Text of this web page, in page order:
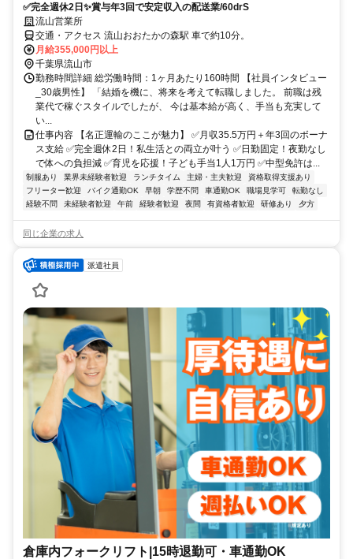
✅完全週休2日✨賞与年3回で安定収入の配送業/60drS
流山営業所
交通・アクセス 流山おおたかの森駅 車で約10分。
月給355,000円以上
千葉県流山市
勤務時間詳細 総労働時間：1ヶ月あたり160時間 【社員インタビュー
_30歳男性】 「結婚を機に、将来を考えて転職しました。 前職は残
業代で稼ぐスタイルでしたが、 今は基本給が高く、手当も充実して
い...
仕事内容 【名正運輸のここが魅力】 ✅月収35.5万円＋年3回のボーナ
ス支給 ✅完全週休2日！私生活との両立が叶う ✅日勤固定！夜勤なし
で体への負担減 ✅育児を応援！子ども手当1人1万円 ✅中型免許は...
制服あり 業界未経験者歓迎 ランチタイム 主婦・主夫歓迎
資格取得支援あり
フリーター歓迎
バイク通勤OK 早朝 学歴不問 車通勤OK 職場見学可
転勤なし
経験不問
未経験者歓迎 午前 経験者歓迎 夜間 有資格者歓迎 研修あり 夕方
同じ企業の求人
派遣社員
倉庫内フォークリフト|15時退勤可・車通勤OK